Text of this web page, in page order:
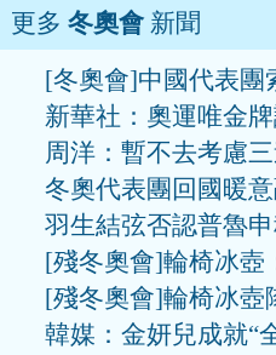
更多 冬奧會新聞
[冬奧會]中國代表團
新華社：奧運唯金
周洋：暫不去考慮
冬奧代表團回國暖
羽生結弦否認普魯
[殘冬奧會]輪椅冰壺
[殘冬奧會]輪椅冰壺
韓媒：金妍兒成就“